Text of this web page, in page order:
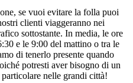
se vuoi evitare la folla puoi
clienti viaggeranno nei
sottostante. In media, le ore
e le 9:00 del mattino o tra le
di tenerlo presente quando
potresti aver bisogno di un
nelle grandi città!